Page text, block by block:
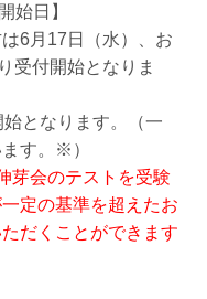
始日】
6月17日（水）、お
受付開始となりま
となります。（一
す。※）
芽会のテストを受験
定の基準を超えたお
だくことができます